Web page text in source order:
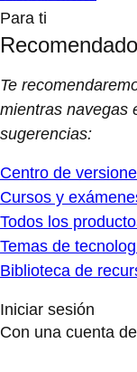
Para ti
Recomendado
Te
mientras navegas
sugerencias:
Centro de
Cursos y
Todos los
Temas de
Biblioteca de
Iniciar sesión
Con una cuenta